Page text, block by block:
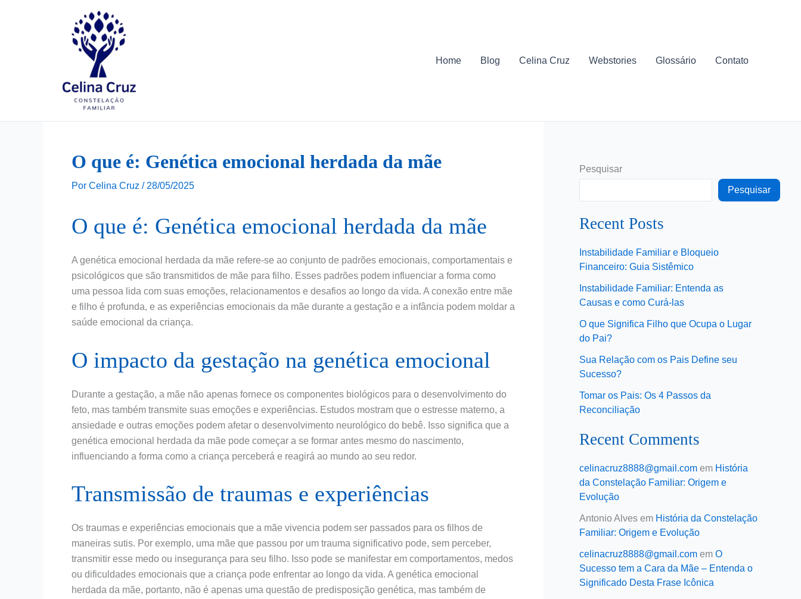
Home Blog Celina Cruz Webstories Glossário Contato
O que é: Genética emocional herdada da mãe
Por Celina Cruz / 28/05/2025
O que é: Genética emocional herdada da mãe
A genética emocional herdada da mãe refere-se ao conjunto de padrões emocionais, comportamentais e
psicológicos que são transmitidos de mãe para filho. Esses padrões podem influenciar a forma como
uma pessoa lida com suas emoções, relacionamentos e desafios ao longo da vida. A conexão entre mãe
e filho é profunda, e as experiências emocionais da mãe durante a gestação e a infância podem moldar a
saúde emocional da criança.
O impacto da gestação na genética emocional
Durante a gestação, a mãe não apenas fornece os componentes biológicos para o desenvolvimento do
feto, mas também transmite suas emoções e experiências. Estudos mostram que o estresse materno, a
ansiedade e outras emoções podem afetar o desenvolvimento neurológico do bebê. Isso significa que a
genética emocional herdada da mãe pode começar a se formar antes mesmo do nascimento,
influenciando a forma como a criança perceberá e reagirá ao mundo ao seu redor.
Transmissão de traumas e experiências
Os traumas e experiências emocionais que a mãe vivencia podem ser passados para os filhos de
maneiras sutis. Por exemplo, uma mãe que passou por um trauma significativo pode, sem perceber,
transmitir esse medo ou insegurança para seu filho. Isso pode se manifestar em comportamentos, medos
ou dificuldades emocionais que a criança pode enfrentar ao longo da vida. A genética emocional
herdada da mãe, portanto, não é apenas uma questão de predisposição genética, mas também de
Pesquisar
Pesquisar
Recent Posts
Instabilidade Familiar e Bloqueio
Financeiro: Guia Sistêmico
Instabilidade Familiar: Entenda as
Causas e como Curá-las
O que Significa Filho que Ocupa o Lugar
do Pai?
Sua Relação com os Pais Define seu
Sucesso?
Tomar os Pais: Os 4 Passos da
Reconciliação
Recent Comments
celinacruz8888@gmail.com em História
da Constelação Familiar: Origem e
Evolução
Antonio Alves em História da Constelação
Familiar: Origem e Evolução
celinacruz8888@gmail.com em O
Sucesso tem a Cara da Mãe – Entenda o
Significado Desta Frase Icônica